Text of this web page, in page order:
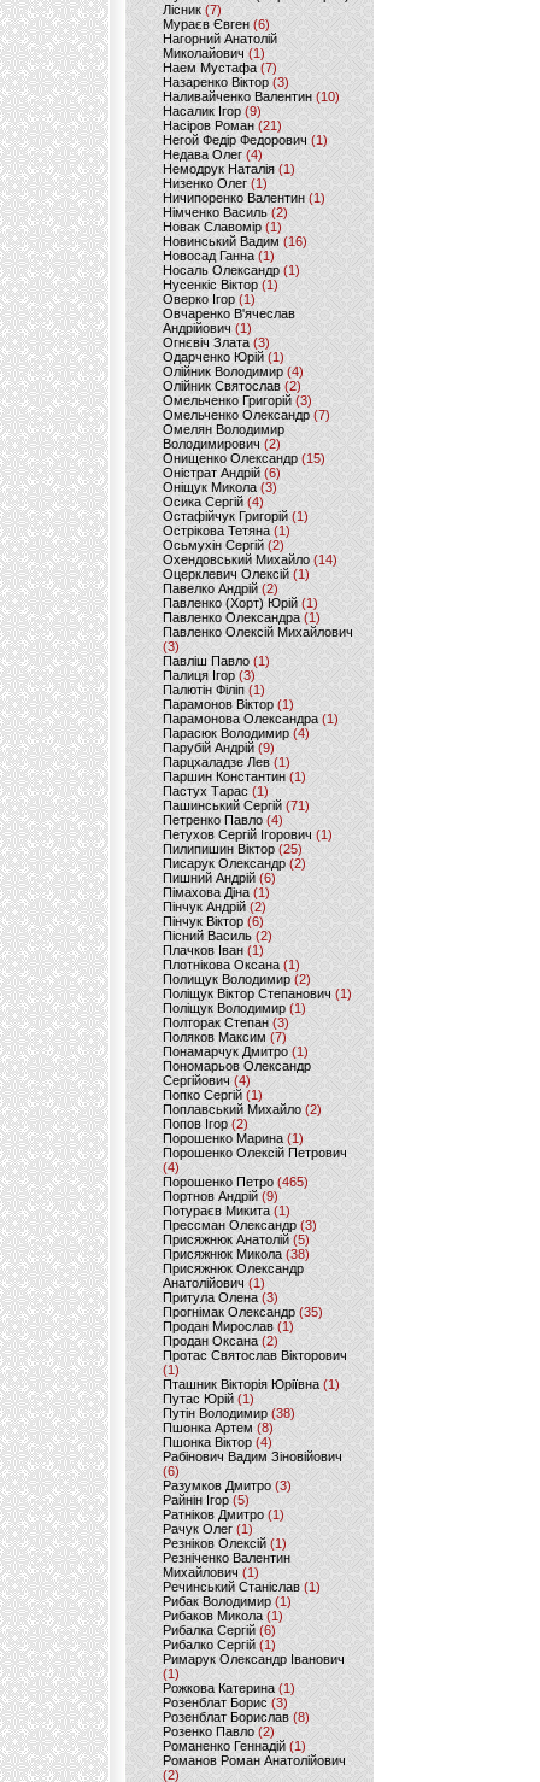
Лісник (7)
Мураєв Євген(6)
Нагорний Анатолій
Миколайович (1)
Наем Мустафа (7)
Назаренко Віктор (3)
Наливайченко Валентин (10)
Насалик Ігор(9)
Насіров Роман (21)
Негой Федір Федорович(1)
Недава Олег(4)
Немодрук Наталія(1)
Низенко Олег (1)
Ничипоренко Валентин (1)
Німченко Василь (2)
Новак Славомір (1)
Новинський Вадим (16)
Новосад Ганна (1)
Носаль Олександр (1)
Нусенкіс Віктор (1)
Оверко Ігор (1)
Овчаренко В'ячеслав
Андрійович(1)
Огнєвіч Злата (3)
Одарченко Юрій(1)
Олійник Володимир (4)
Олійник Святослав (2)
Омельченко Григорій (3)
Омельченко Олександр(7)
Омелян Володимир
Володимирович (2)
Онищенко Олександр (15)
Оністрат Андрій (6)
Оніщук Микола (3)
Осика Сергій(4)
Остафійчук Григорій(1)
Острікова Тетяна (1)
Осьмухін Сергій (2)
Охендовський Михайло (14)
Оцерклевич Олексій (1)
Павелко Андрій (2)
Павленко (Хорт) Юрій (1)
Павленко Олександра (1)
Павленко Олексій Михайлович
(3)
Павліш Павло(1)
Палиця Ігор (3)
Палютін Філіп(1)
Парамонов Віктор (1)
Парамонова Олександра(1)
Парасюк Володимир(4)
Парубій Андрій (9)
Парцхаладзе Лев (1)
Паршин Константин(1)
Пастух Тарас (1)
Пашинський Сергій (71)
Петренко Павло (4)
Петухов Сергій Ігорович (1)
Пилипишин Віктор(25)
Писарук Олександр(2)
Пишний Андрій (6)
Пімахова Діна(1)
Пінчук Андрій(2)
Пінчук Віктор (6)
Пісний Василь (2)
Плачков Іван(1)
Плотнікова Оксана (1)
Полищук Володимир(2)
Поліщук Віктор Степанович(1)
Поліщук Володимир (1)
Полторак Степан(3)
Поляков Максим (7)
Понамарчук Дмитро (1)
Пономарьов Олександр
Сергійович(4)
Попко Сергій (1)
Поплавський Михайло (2)
Попов Ігор(2)
Порошенко Марина (1)
Порошенко Олексій Петрович
(4)
Порошенко Петро (465)
Портнов Андрій (9)
Потураєв Микита(1)
Прессман Олександр(3)
Присяжнюк Анатолій (5)
Присяжнюк Микола (38)
Присяжнюк Олександр
Анатолійович (1)
Притула Олена (3)
Прогнімак Олександр(35)
Продан Мирослав(1)
Продан Оксана (2)
Протас Святослав Вікторович
(1)
Пташник Вікторія Юріївна (1)
Путас Юрій (1)
Путін Володимир(38)
Пшонка Артем (8)
Пшонка Віктор(4)
Рабінович Вадим Зіновійович
(6)
Разумков Дмитро (3)
Райнін Ігор(5)
Ратніков Дмитро (1)
Рачук Олег (1)
Резніков Олексій(1)
Резніченко Валентин
Михайлович (1)
Речинський Станіслав (1)
Рибак Володимир(1)
Рибаков Микола(1)
Рибалка Сергій (6)
Рибалко Сергій (1)
Римарук Олександр Іванович
(1)
Рожкова Катерина(1)
Розенблат Борис (3)
Розенблат Борислав (8)
Розенко Павло (2)
Романенко Геннадій (1)
Романов Роман Анатолійович
(2)